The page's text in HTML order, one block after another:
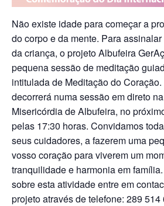
Não existe idade para começar a
do corpo e da mente. Para
da criança, o projeto Albufeira
pequena sessão de meditação
intitulada de Meditação do
decorrerá numa sessão em direto
Misericórdia de Albufeira, no
pelas 17:30 horas. Convidamos
seus cuidadores, a fazerem uma
vosso coração para viverem um
tranquilidade e harmonia em
sobre esta atividade entre em
projeto através de telefone: 289